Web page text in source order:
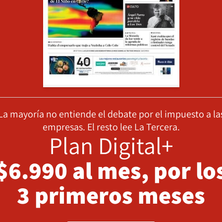
mayoría no entiende el debate por el impuesto a
empresas. El resto lee La Tercera.
Plan Digital+
al mes, por
3 primeros meses